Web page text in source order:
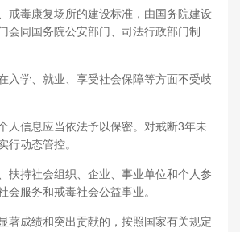
戒毒康复场所的建设标准，由国务院建设
会同国务院公安部门、司法行政部门制
学、就业、享受社会保障等方面不受歧
人信息应当依法予以保密。对戒断3年未
行动态管控。
持社会组织、企业、事业单位和个人参
会服务和戒毒社会公益事业。
著成绩和突出贡献的，按照国家有关规定